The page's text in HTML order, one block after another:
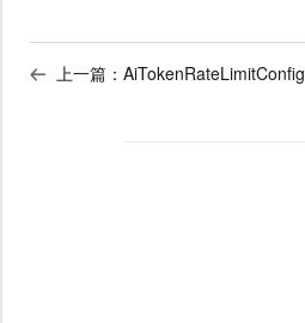
上一篇： AiTokenRateLimitConfig